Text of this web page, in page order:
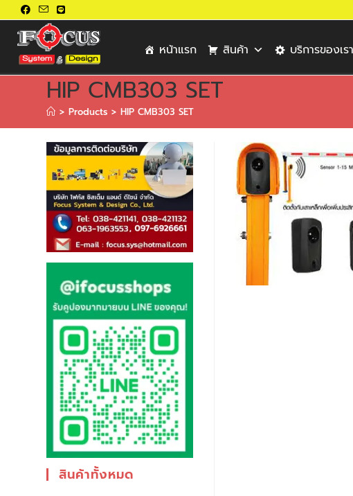
หน้าแรก สินค้า บริการของเรา
HIP CMB303 SET
> Products > HIP CMB303 SET
สินค้าทั้งหมด